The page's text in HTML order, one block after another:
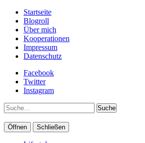
Startseite
Blogroll
Über mich
Kooperationen
Impressum
Datenschutz
Facebook
Twitter
Instagram
Suche
Öffnen Schließen